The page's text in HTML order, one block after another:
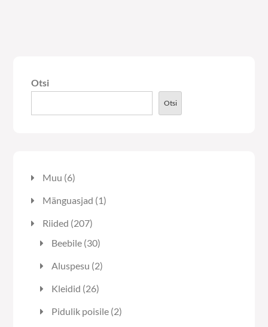
Otsi
Otsi
Muu 66
toodet
Mänguasjad 11
Riided 207207
toodet
Beebile 3030
Aluspesu 22
Kleidid 2626
toodet
Pidulik poisile 22